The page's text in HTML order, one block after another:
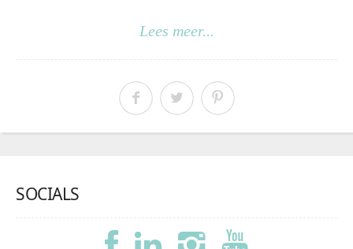
Lees meer...
SOCIALS